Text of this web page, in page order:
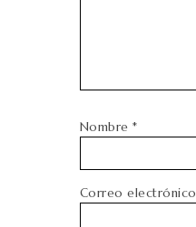
Nombre *
Correo electrónico